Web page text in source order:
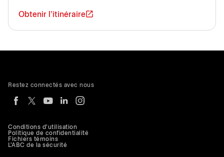
Obtenir l'itinéraire
Conditions d'utilisation
Politique de confidentialité
Fichiers témoins
L'ABC de la sécurité
Restez connectés avec nous